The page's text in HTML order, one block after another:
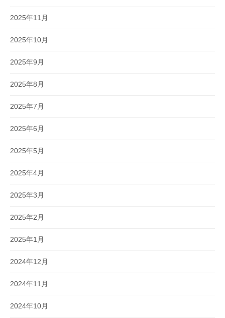
2025年11月
2025年10月
2025年9月
2025年8月
2025年7月
2025年6月
2025年5月
2025年4月
2025年3月
2025年2月
2025年1月
2024年12月
2024年11月
2024年10月